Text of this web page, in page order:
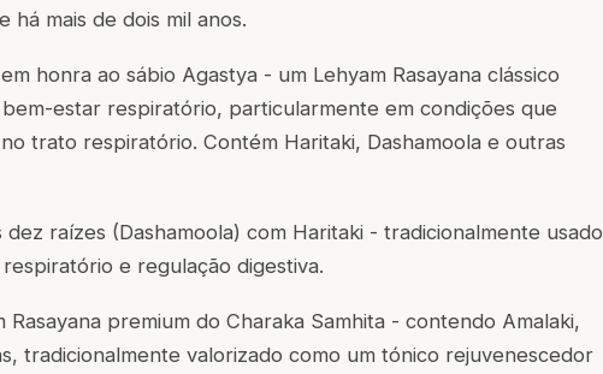
mais de dois mil anos.
honra ao sábio Agastya - um Lehyam Rasayana clássico
estar respiratório, particularmente em condições que
trato respiratório. Contém Haritaki, Dashamoola e outras
dez raízes (Dashamoola) com Haritaki - tradicionalmente usado
e regulação digestiva.
Rasayana premium do Charaka Samhita - contendo Amalaki,
tradicionalmente valorizado como um tónico rejuvenescedor